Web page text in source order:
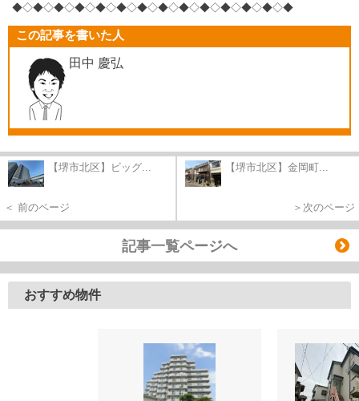
◆◇◆◇◆◇◆◇◆◇◆◇◆◇◆◇◆◇◆◇◆◇◆◇◆◇◆
この記事を書いた人
田中 慶弘
【堺市北区】ビッグ...
＜ 前のページ
【堺市北区】金岡町...
＞次のページ
記事一覧ページへ
おすすめ物件